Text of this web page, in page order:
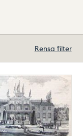
Rensa filter